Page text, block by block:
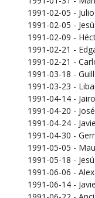
1991-02-05 -
1991-02-05 -
1991-02-09 -
1991-02-21 -
1991-02-21 -
1991-03-18 -
1991-03-23 -
1991-04-14 -
1991-04-20 -
1991-04-24 -
1991-04-30 -
1991-05-05 -
1991-05-18 -
1991-06-06 -
1991-06-14 -